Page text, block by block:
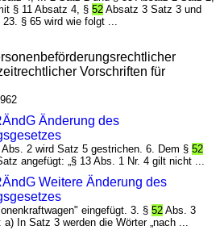
§ 11 Absatz 4, §52 Absatz 3 Satz 3 und
§ 65 wird wie folgt ...
Vorschriften für
Änderung des
2 wird Satz 5 gestrichen. 6. Dem §52
angefügt: „§ 13 Abs. 1 Nr. 4 gilt nicht ...
Weitere Änderung des
eingefügt. 3. §52 Abs. 3
a) In Satz 3 werden die Wörter „nach ...